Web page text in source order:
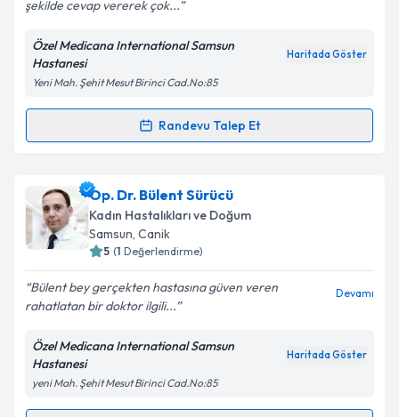
Kişisel verilerimin işlenmesine ilişkin
Metni'ni okudum ve kişisel verilerimin belirtilen
kapsamda işlenmesini kabul ediyorum.
şekilde cevap vererek çok...
Özel Medicana International Samsun
Hastanesi
Haritada Göster
Yeni Mah. Şehit Mesut Birinci Cad.No:85
Randevu Talep Et
Randevu Takvimi Talebi
Op. Dr. Önder Kaplaniçin randevu takvimi talebi
oluşturun. Size bu uzmandan randevu almanız için bir
takvim hazırlandığında e-posta ile bilgilendireceğiz.
Kişisel verilerimin işlenmesine ilişkin
Aydınlatma
Metni
kapsamda işlenmesini kabul ediyorum.
Op. Dr. Bülent Sürücü
Kadın Hastalıkları ve Doğum
Samsun, Canik
5 (1 Değerlendirme)
Bülent bey gerçekten hastasına güven veren
rahatlatan bir doktor ilgili...
Devamı
Özel Medicana International Samsun
Hastanesi
Haritada Göster
yeni Mah. Şehit Mesut Birinci Cad.No:85